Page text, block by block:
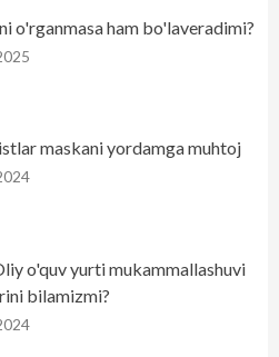
o'rganmasa ham bo'laveradimi?
maskani yordamga muhtoj
o'quv yurti mukammallashuvi
bilamizmi?